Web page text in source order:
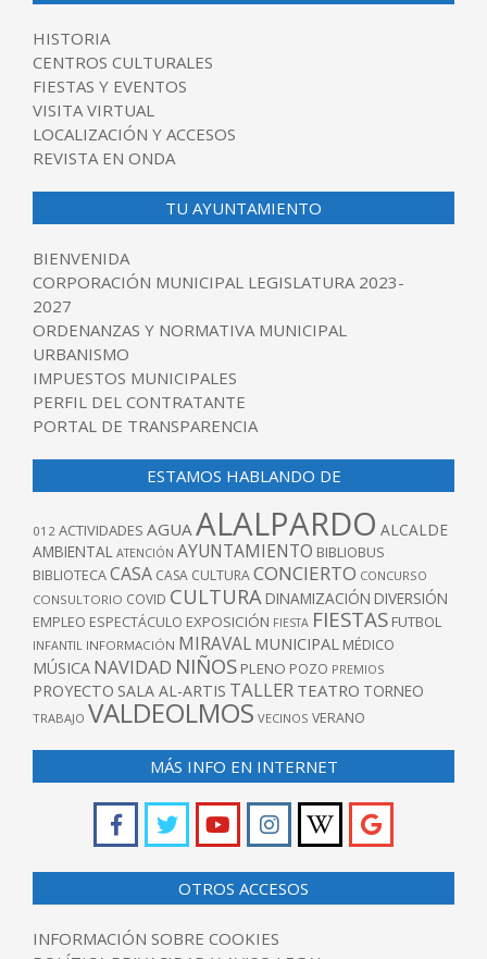
HISTORIA
CENTROS CULTURALES
FIESTAS Y EVENTOS
VISITA VIRTUAL
LOCALIZACIÓN Y ACCESOS
REVISTA EN ONDA
TU AYUNTAMIENTO
BIENVENIDA
CORPORACIÓN MUNICIPAL LEGISLATURA 2023-
2027
ORDENANZAS Y NORMATIVA MUNICIPAL
URBANISMO
IMPUESTOS MUNICIPALES
PERFIL DEL CONTRATANTE
PORTAL DE TRANSPARENCIA
ESTAMOS HABLANDO DE
012 ACTIVIDADES AGUA ALALPARDO ALCALDE
AMBIENTAL ATENCIÓN AYUNTAMIENTO BIBLIOBUS
BIBLIOTECACASA CASA CULTURACONCIERTO CONCURSO
CONSULTORIO COVID CULTURA DINAMIZACIÓN DIVERSIÓN
EMPLEO ESPECTÁCULO EXPOSICIÓN FIESTA FIESTAS FUTBOL
INFANTIL INFORMACIÓN MIRAVAL MUNICIPAL MÉDICO
MÚSICA NAVIDAD NIÑOS PLENO POZO PREMIOS
PROYECTO SALA AL-ARTIS TALLER TEATRO TORNEO
TRABAJO VALDEOLMOS VECINOS VERANO
MÁS INFO EN INTERNET
OTROS ACCESOS
INFORMACIÓN SOBRE COOKIES